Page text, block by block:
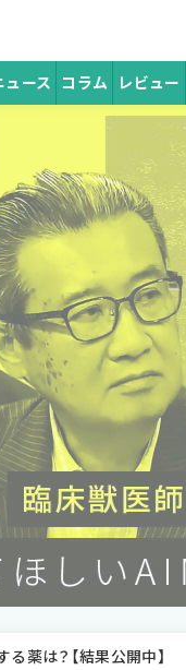
ュース コラム レビュー
薬は？【結果公開中】